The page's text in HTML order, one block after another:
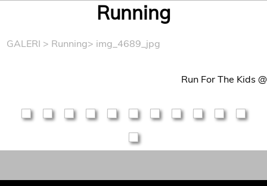
Running
GALERI > Running> img_4689_jpg
Run For The Kids